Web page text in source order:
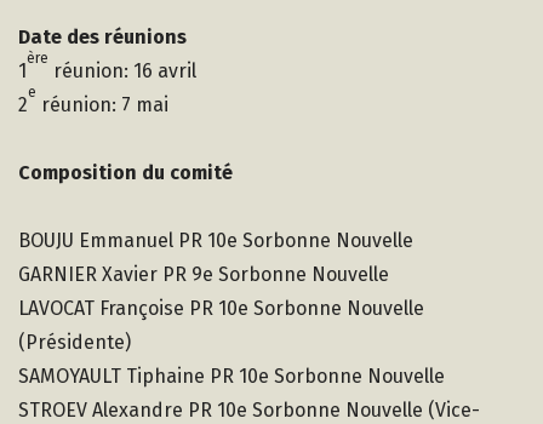
Date des réunions
1
ère
réunion: 16 avril
2
e
réunion: 7 mai
Composition du comité
BOUJU Emmanuel PR 10e Sorbonne Nouvelle
GARNIER Xavier PR 9e Sorbonne Nouvelle
LAVOCAT Françoise PR 10e Sorbonne Nouvelle
(Présidente)
SAMOYAULT Tiphaine PR 10e Sorbonne Nouvelle
STROEV Alexandre PR 10e Sorbonne Nouvelle (Vice-